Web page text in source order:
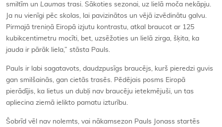
smiltīm un Laumas trasi. Sākoties sezonai, uz lielā moča nekāpju.
Ja nu vienīgi pēc skolas, lai pavizinātos un vējā izvēdinātu galvu.
Pirmajā treniņā Eiropā izjutu kontrastu, atkal braucot ar 125
kubikcentimetru mocīti, bet, uzsēžoties un lielā zirga, šķita, ka
jauda ir pārāk liela,” stāsta Pauls.
Pauls ir labi sagatavots, daudzpusīgs braucējs, kurš pieredzi guvis
gan smilšainās, gan cietās trasēs. Pēdējais posms Eiropā
pierādījis, ka lietus un dubļi nav braucēju ietekmējuši, un tas
apliecina ziemā ielikto pamatu izturību.
Šobrīd vēl nav nolemts, vai nākamsezon Pauls Jonass startēs